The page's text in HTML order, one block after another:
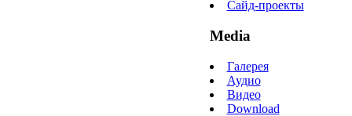
Сайд-проекты
Media
Галерея
Аудио
Видео
Download